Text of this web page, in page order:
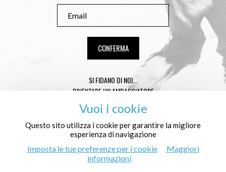
SI FIDANO DI NOI...
DIVENTARE UN AMBASCIATORE
CONSEILS TAILLE TÉLÉMARK
CONDITIONS GÉNÉRALES DE VENTE
MENTIONS LÉGALES
PROTEZIONE DEI DATI PERSONALI E COOKIES
CHI SIAMO NOI ?
Vuoi i cookie
Questo sito utilizza i cookie per garantire la migliore
esperienza di navigazione
Imposta le tue preferenze per i cookie
Maggiori
informazioni